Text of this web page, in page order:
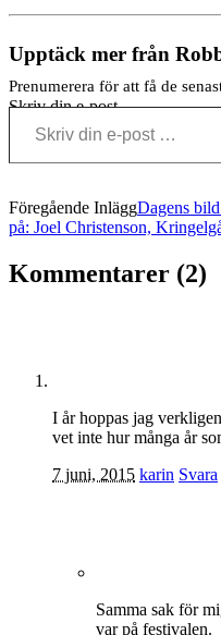
Upptäck mer från
Prenumerera för att få de
Skriv din e-post …
Föregående InläggDagens
på: Joel Christenson,
Kommentarer (2)
I år hoppas jag
vet inte hur många år
7 juni, 2015 karin Svara
Samma sak för
var på festivalen.